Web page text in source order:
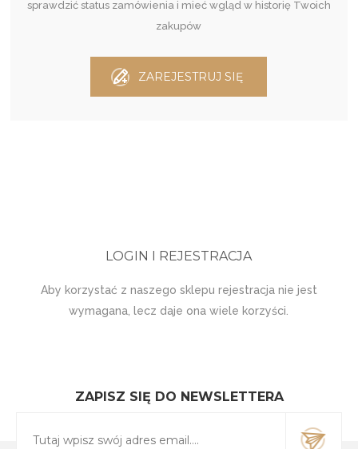
sprawdzić status zamówienia i mieć wgląd w historię Twoich
zakupów
ZAREJESTRUJ SIĘ
LOGIN I REJESTRACJA
Aby korzystać z naszego sklepu rejestracja nie jest
wymagana, lecz daje ona wiele korzyści.
ZAPISZ SIĘ DO NEWSLETTERA